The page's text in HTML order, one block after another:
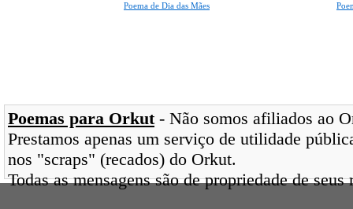
Poema de Dia das Mães
Poemas para Orkut- Não somos afiliados ao
Prestamos apenas um serviço de utilidade
nos "scraps" (recados) do Orkut.
Todas as mensagens são de propriedade de